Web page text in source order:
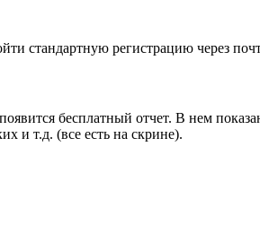
стандартную регистрацию через
бесплатный отчет. В нем
и т.д. (все есть на скрине).